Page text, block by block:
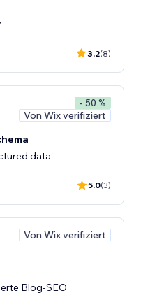
3.2(8)
- 50 %
Von Wix verifiziert
data
5.0(3)
Von Wix verifiziert
Blog-SEO